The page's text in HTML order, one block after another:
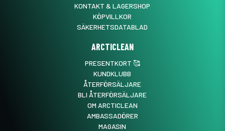
KONTAKT & LAGERSHOP
KÖPVILLKOR
SÄKERHETSDATABLAD
ARCTICLEAN
PRESENTKORT 🥰
KUNDKLUBB
ÅTERFÖRSÄLJARE
BLI ÅTERFÖRSÄLJARE
OM ARCTICLEAN
AMBASSADÖRER
MAGASIN